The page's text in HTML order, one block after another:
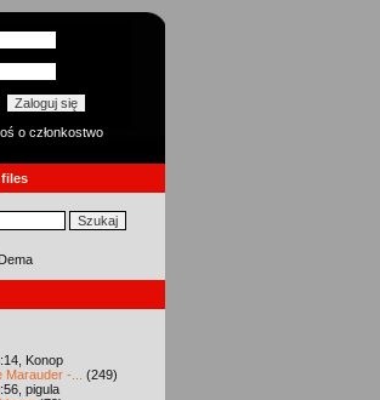
o członkostwo
Dema
Konop
-...
(249)
pigula